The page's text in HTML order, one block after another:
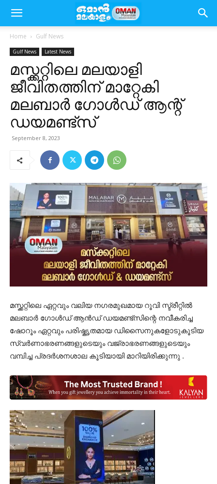
Home Gulf News
Gulf News Latest News
മസ്ക്കറ്റിലെ മലയാളി
ജീവിതത്തിന് മാറ്റേകി
മലബാർ ഗോൾഡ് ആന്റ്
ഡയമണ്ട്സ്‌
September 8, 2023
മസ്ക്കറ്റിലെ ഏറ്റവും വലിയ നഗരമുഖമായ റൂവി സ്ട്രീറ്റിൽ
മലബാർ ഗോൾഡ് ആൻഡ് ഡയമണ്ട്സിന്റെ നവീകരിച്ച
ഷോറൂം ഏറ്റവും പരിഷ്കൃതമായ ഡിസൈനുകളോടുകൂടിയ
സ്വർണാഭരണങ്ങളുടെയും വജ്രാഭരണങ്ങളുടെയും
വമ്പിച്ച പ്രദർശനശാല കൂടിയായി മാറിയിരിക്കുന്നു .